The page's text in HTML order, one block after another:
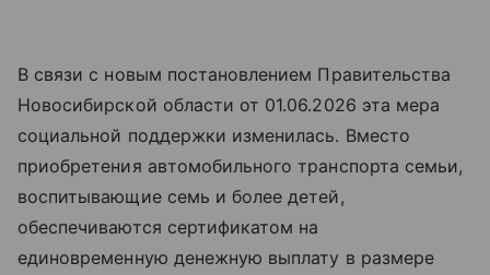
В связи с новым постановлением Правительства
Новосибирской области от 01.06.2026 эта мера
социальной поддержки изменилась. Вместо
приобретения автомобильного транспорта семьи,
воспитывающие семь и более детей,
обеспечиваются сертификатом на
единовременную денежную выплату в размере